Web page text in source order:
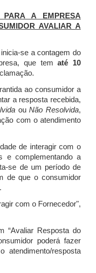
A EMPRESA
AVALIAR A
se a contagem do
que tematé 10
ao consumidor a
a resposta recebida,
ouNão Resolvida,
com o atendimento
de interagir com o
e complementando a
se de um período de
de que o consumidor
com o Fornecedor",
“Avaliar Resposta do
poderá fazer
atendimento/resposta